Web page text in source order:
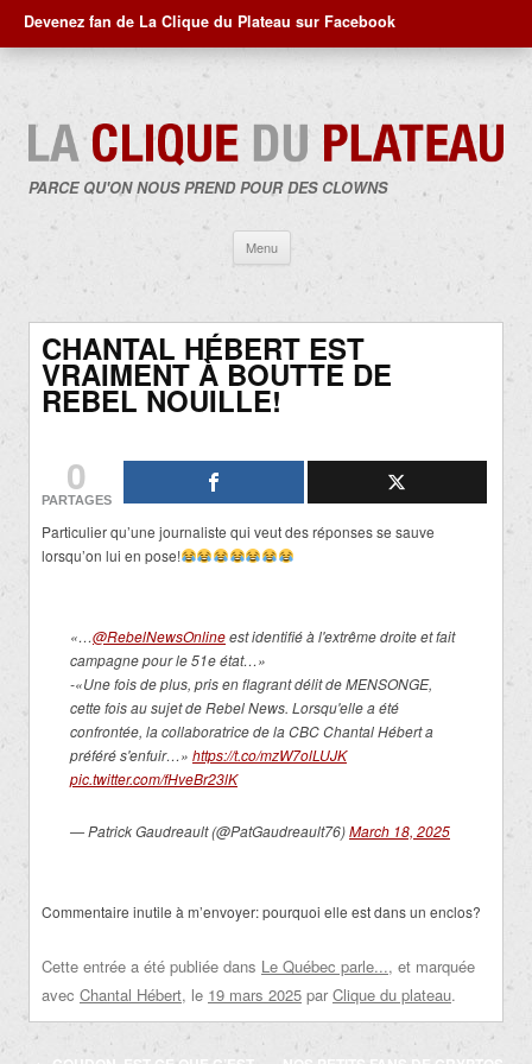
Devenez fan de La Clique du Plateau sur Facebook
PARCE QU'ON NOUS PREND POUR DES CLOWNS
Menu
contenu
CHANTAL HÉBERT EST
VRAIMENT À BOUTTE DE
REBEL NOUILLE!
0
PARTAGES
Particulier qu’une journaliste qui veut des réponses se sauve
lorsqu’on lui en pose!
«…@RebelNewsOnlineest identifié à l'extrême droite et fait
campagne pour le 51e état…»
-«Une fois de plus, pris en flagrant délit de MENSONGE,
cette fois au sujet de Rebel News. Lorsqu'elle a été
confrontée, la collaboratrice de la CBC Chantal Hébert a
préféré s'enfuir…» https://t.co/mzW7olLUJK
pic.twitter.com/fHveBr23lK
— Patrick Gaudreault (@PatGaudreault76)March 18, 2025
Commentaire inutile à m’envoyer: pourquoi elle est dans un enclos?
Cette entrée a été publiée dans Le Québec parle..., et marquée
avec Chantal Hébert, le 19 mars 2025 par Clique du plateau.